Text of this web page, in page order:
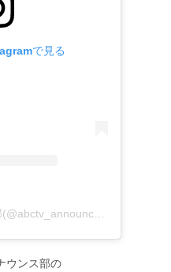
で見る
ウンス部の